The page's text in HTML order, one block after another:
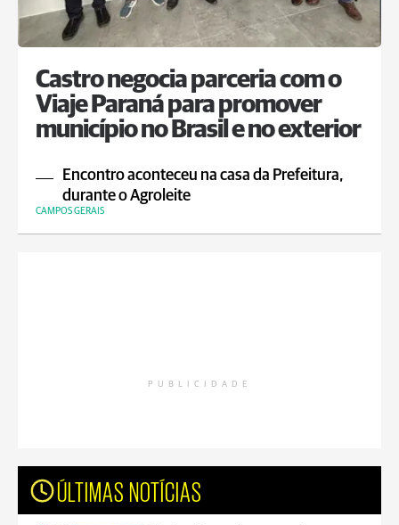
Castro negocia parceria com o
Viaje Paraná para promover
município no Brasil e no exterior
Encontro aconteceu na casa da Prefeitura,
durante o Agroleite
CAMPOS GERAIS
PUBLICIDADE
ÚLTIMAS NOTÍCIAS